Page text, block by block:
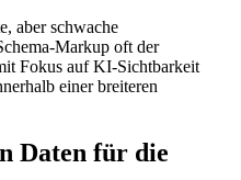
aber schwache
oft der
Fokus auf KI‑Sichtbarkeit
einer breiteren
Daten für die